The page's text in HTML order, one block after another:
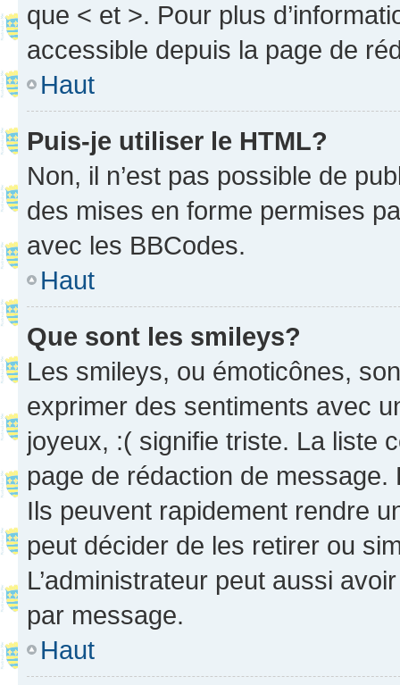
que < et >. Pour plus
accessible depuis la page de
Haut
Puis-je utiliser le HTML?
Non, il n’est pas possible de
des mises en forme permises
avec les BBCodes.
Haut
Que sont les smileys?
Les smileys, ou émoticônes,
exprimer des sentiments avec
joyeux, :( signifie triste. La liste
page de rédaction de
Ils peuvent rapidement rendre
peut décider de les retirer ou
L’administrateur peut aussi
par message.
Haut